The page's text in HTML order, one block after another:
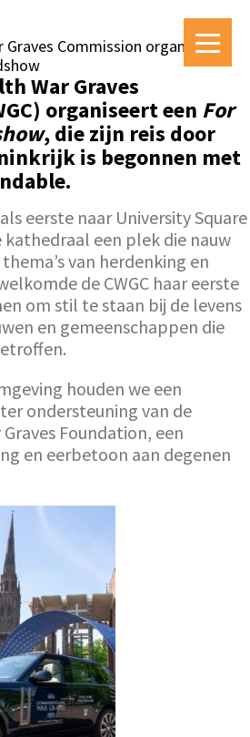
Commission organiseert
War Graves
organiseert een For
, die zijn reis door
is begonnen met
eerste naar University Square
kathedraal een plek die nauw
van herdenking en
de CWGC haar eerste
om stil te staan bij de levens
en gemeenschappen die
houden we een
ondersteuning van de
Foundation, een
en eerbetoon aan degenen